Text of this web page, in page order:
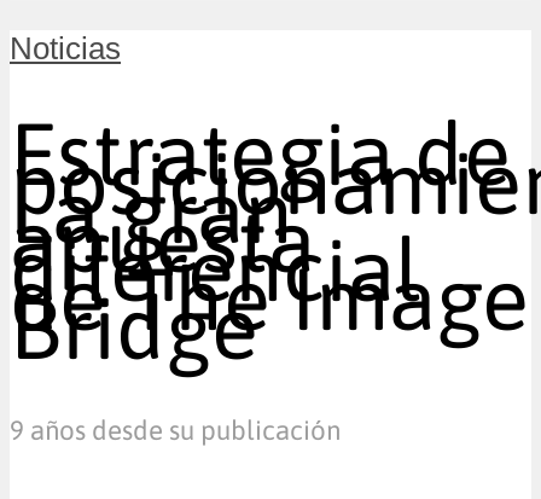
Noticias
Estrategia de
La gran
apuesta
diferencial
de The Image
Bridge
9 años desde su publicación